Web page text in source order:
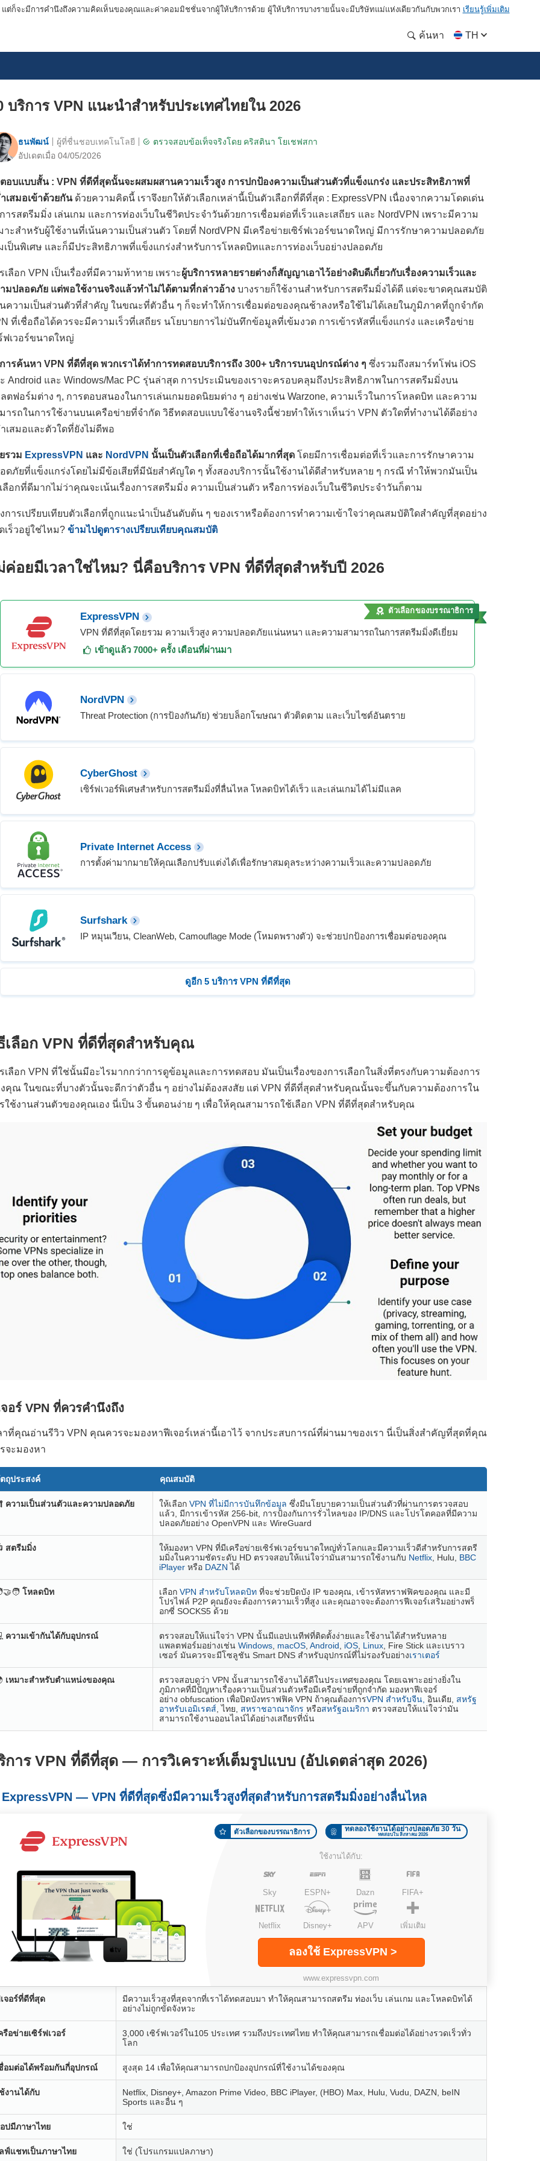
ต่ก็จะมีการคำนึงถึงความคิดเห็นของคุณและค่าคอมมิชชั่นจากผู้ให้บริการด้วย ผู้ให้บริการบางรายนั้นจะมีบริษัทแม่แห่งเดียวกันกับพวกเรา เรียนรู้เพิ่มเติม
ค้นหา TH
บริการ VPN แนะนำสำหรับประเทศไทยใน 2026
ธนพัฒน์
อัปเดตเมื่อ 04/05/2026
ตรวจสอบข้อเท็จจริงโดย คริสตินา โยเชฟสกา
ผู้ที่ชื่นชอบเทคโนโลยี
อบแบบสั้น : VPN ที่ดีที่สุดนั้นจะผสมผสานความเร็วสูง การปกป้องความเป็นส่วนตัวที่แข็งแกร่ง และประสิทธิภาพที่
เสมอเข้าด้วยกันด้วยความคิดนี้ เราจึงยกให้ตัวเลือกเหล่านี้เป็นตัวเลือกที่ดีที่สุด : ExpressVPN เนื่องจากความโดดเด่น
ารสตรีมมิ่ง เล่นเกม และการท่องเว็บในชีวิตประจำวันด้วยการเชื่อมต่อที่เร็วและเสถียร และ NordVPN เพราะมีความ
าะสำหรับผู้ใช้งานที่เน้นความเป็นส่วนตัว โดยที่ NordVPN มีเครือข่ายเซิร์ฟเวอร์ขนาดใหญ่ มีการรักษาความปลอดภัย
เป็นพิเศษ และก็มีประสิทธิภาพที่แข็งแกร่งสำหรับการโหลดบิทและการท่องเว็บอย่างปลอดภัย
เลือก VPN เป็นเรื่องที่มีความท้าทาย เพราะผู้บริการหลายรายต่างก็สัญญาเอาไว้อย่างดิบดีเกี่ยวกับเรื่องความเร็วและ
มปลอดภัย แต่พอใช้งานจริงแล้วทำไม่ได้ตามที่กล่าวอ้าง บางรายก็ใช้งานสำหรับการสตรีมมิ่งได้ดี แต่จะขาดคุณสมบัติ
ความเป็นส่วนตัวที่สำคัญ ในขณะที่ตัวอื่น ๆ ก็จะทำให้การเชื่อมต่อของคุณช้าลงหรือใช้ไม่ได้เลยในภูมิภาคที่ถูกจำกัด
ที่เชื่อถือได้ควรจะมีความเร็วที่เสถียร นโยบายการไม่บันทึกข้อมูลที่เข้มงวด การเข้ารหัสที่แข็งแกร่ง และเครือข่าย
ฟเวอร์ขนาดใหญ่
ารค้นหา VPN ที่ดีที่สุด พวกเราได้ทำการทดสอบบริการถึง 300+ บริการบนอุปกรณ์ต่าง ๆ ซึ่งรวมถึงสมาร์ทโฟน iOS
Android และ Windows/Mac PC รุ่นล่าสุด การประเมินของเราจะครอบคลุมถึงประสิทธิภาพในการสตรีมมิ่งบน
ตฟอร์มต่าง ๆ, การตอบสนองในการเล่นเกมยอดนิยมต่าง ๆ อย่างเช่น Warzone, ความเร็วในการโหลดบิท และความ
ารถในการใช้งานบนเครือข่ายที่จำกัด วิธีทดสอบแบบใช้งานจริงนี้ช่วยทำให้เราเห็นว่า VPN ตัวใดที่ทำงานได้ดีอย่าง
เสมอและตัวใดที่ยังไม่ดีพอ
รวม ExpressVPN และ NordVPN นั้นเป็นตัวเลือกที่เชื่อถือได้มากที่สุด โดยมีการเชื่อมต่อที่เร็วและการรักษาความ
ดภัยที่แข็งแกร่งโดยไม่มีข้อเสียที่มีนัยสำคัญใด ๆ ทั้งสองบริการนั้นใช้งานได้ดีสำหรับหลาย ๆ กรณี ทำให้พวกมันเป็น
ลือกที่ดีมากไม่ว่าคุณจะเน้นเรื่องการสตรีมมิ่ง ความเป็นส่วนตัว หรือการท่องเว็บในชีวิตประจำวันก็ตาม
การเปรียบเทียบตัวเลือกที่ถูกแนะนำเป็นอันดับต้น ๆ ของเราหรือต้องการทำความเข้าใจว่าคุณสมบัติใดสำคัญที่สุดอย่าง
เร็วอยู่ใช่ไหม? ข้ามไปดูตารางเปรียบเทียบคุณสมบัติ
ค่อยมีเวลาใช่ไหม? นี่คือบริการVPN ที่ดีที่สุดสำหรับปี 2026
ตัวเลือกของบรรณาธิการ
ExpressVPN
VPN ที่ดีที่สุดโดยรวม ความเร็วสูง ความปลอดภัยแน่นหนา และความสามารถในการสตรีมมิ่งดีเยี่ยม
เข้าดูแล้ว 7000+ ครั้ง เดือนที่ผ่านมา
NordVPN
Threat Protection (การป้องกันภัย) ช่วยบล็อกโฆษณา ตัวติดตาม และเว็บไซต์อันตราย
CyberGhost
เซิร์ฟเวอร์พิเศษสำหรับการสตรีมมิ่งที่ลื่นไหล โหลดบิทได้เร็ว และเล่นเกมได้ไม่มีแลค
Private Internet Access
การตั้งค่ามากมายให้คุณเลือกปรับแต่งได้เพื่อรักษาสมดุลระหว่างความเร็วและความปลอดภัย
Surfshark
IP หมุนเวียน, CleanWeb, Camouflage Mode (โหมดพรางตัว) จะช่วยปกป้องการเชื่อมต่อของคุณ
ดูอีก 5 บริการ VPN ที่ดีที่สุด
เลือก VPN ที่ดีที่สุดสำหรับคุณ
เลือก VPN ที่ใช่นั้นมีอะไรมากกว่าการดูข้อมูลและการทดสอบ มันเป็นเรื่องของการเลือกในสิ่งที่ตรงกับความต้องการ
คุณ ในขณะที่บางตัวนั้นจะดีกว่าตัวอื่น ๆ อย่างไม่ต้องสงสัย แต่ VPN ที่ดีที่สุดสำหรับคุณนั้นจะขึ้นกับความต้องการใน
ใช้งานส่วนตัวของคุณเอง นี่เป็น 3 ขั้นตอนง่าย ๆ เพื่อให้คุณสามารถใช้เลือก VPN ที่ดีที่สุดสำหรับคุณ
อร์ VPN ที่ควรคำนึงถึง
าที่คุณอ่านรีวิว VPN คุณควรจะมองหาฟีเจอร์เหล่านี้เอาไว้ จากประสบการณ์ที่ผ่านมาของเรา นี่เป็นสิ่งสำคัญที่สุดที่คุณ
จะมองหา
ถุประสงค์ คุณสมบัติ
ความเป็นส่วนตัวและความปลอดภัย ให้เลือก VPN ที่ไม่มีการบันทึกข้อมูล ซึ่งมีนโยบายความเป็นส่วนตัวที่ผ่านการตรวจสอบ
แล้ว, มีการเข้ารหัส 256-bit, การป้องกันการรั่วไหลของ IP/DNS และโปรโตคอลที่มีความ
ปลอดภัยอย่าง OpenVPN และ WireGuard
สตรีมมิ่ง
ให้มองหา VPN ที่มีเครือข่ายเซิร์ฟเวอร์ขนาดใหญ่ทั่วโลกและมีความเร็วดีสำหรับการสตรี
มมิ่งในความชัดระดับ HD ตรวจสอบให้แน่ใจว่ามันสามารถใช้งานกับ Netflix, Hulu, BBC
iPlayer หรือ DAZN ได้
โหลดบิท เลือก VPN สำหรับโหลดบิท ที่จะช่วยปิดบัง IP ของคุณ, เข้ารหัสทราฟฟิคของคุณ และมี
โปรไฟล์ P2P คุณยังจะต้องการความเร็วที่สูง และคุณอาจจะต้องการฟีเจอร์เสริมอย่างพร็
อกซี่ SOCKS5 ด้วย
ความเข้ากันได้กับอุปกรณ์
ตรวจสอบให้แน่ใจว่า VPN นั้นมีแอปเนทีฟที่ติดตั้งง่ายและใช้งานได้สำหรับหลาย
แพลตฟอร์มอย่างเช่น Windows, macOS, Android, iOS, Linux, Fire Stick และเบราว
เซอร์ มันควรจะมีโซลูชัน Smart DNS สำหรับอุปกรณ์ที่ไม่รองรับอย่างเราเตอร์
เหมาะสำหรับตำแหน่งของคุณ
ตรวจสอบดูว่า VPN นั้นสามารถใช้งานได้ดีในประเทศของคุณ โดยเฉพาะอย่างยิ่งใน
ภูมิภาคที่มีปัญหาเรื่องความเป็นส่วนตัวหรือมีเครือข่ายที่ถูกจำกัด มองหาฟีเจอร์
อย่าง obfuscation เพื่อปิดบังทราฟฟิค VPN ถ้าคุณต้องการVPN สำหรับจีน, อินเดีย, สหรัฐ
อาหรับเอมิเรตส์, ไทย, สหราชอาณาจักร หรือสหรัฐอเมริกา ตรวจสอบให้แน่ใจว่ามัน
สามารถใช้งานออนไลน์ได้อย่างเสถียรที่นั่น
การ VPN ที่ดีที่สุด — การวิเคราะห์เต็มรูปแบบ (อัปเดตล่าสุด 2026)
— VPN ที่ดีที่สุดซึ่งมีความเร็วสูงที่สุดสำหรับการสตรีมมิ่งอย่างลื่นไหล
ตัวเลือกของบรรณาธิการ ทดลองใช้งานได้อย่างปลอดภัย 30 วัน
ทดสอบใน สิงหาคม 2026
ใช้งานได้กับ:
Sky ESPN+ Dazn FIFA+
Netflix Disney+ APV เพิ่มเติม
ลองใช้ ExpressVPN >
www.expressvpn.com
จอร์ที่ดีที่สุด
มีความเร็วสูงที่สุดจากที่เราได้ทดสอบมา ทำให้คุณสามารถสตรีม ท่องเว็บ เล่นเกม และโหลดบิทได้
อย่างไม่ถูกขัดจังหวะ
รือข่ายเซิร์ฟเวอร์
3,000 เซิร์ฟเวอร์ใน105 ประเทศ รวมถึงประเทศไทย ทำให้คุณสามารถเชื่อมต่อได้อย่างรวดเร็วทั่ว
โลก
อมต่อได้พร้อมกันกี่อุปกรณ์ สูงสุด 14 เพื่อให้คุณสามารถปกป้องอุปกรณ์ที่ใช้งานได้ของคุณ
งานได้กับ
Netflix, Disney+, Amazon Prime Video, BBC iPlayer, (HBO) Max, Hulu, Vudu, DAZN, beIN
Sports และอื่น ๆ
ปมีภาษาไทย ใช่
ฟ์แชทเป็นภาษาไทย ใช่ (โปรแกรมแปลภาษา)